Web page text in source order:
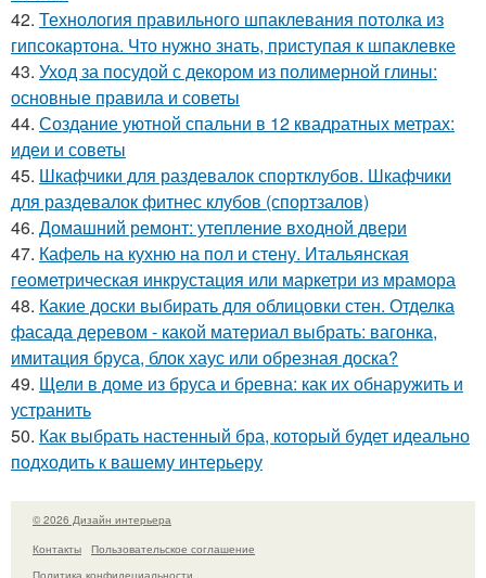
42. Технология правильного шпаклевания потолка из
гипсокартона. Что нужно знать, приступая к шпаклевке
43. Уход за посудой с декором из полимерной глины:
основные правила и советы
44. Создание уютной спальни в 12 квадратных метрах:
идеи и советы
45. Шкафчики для раздевалок спортклубов. Шкафчики
для раздевалок фитнес клубов (спортзалов)
46. Домашний ремонт: утепление входной двери
47. Кафель на кухню на пол и стену. Итальянская
геометрическая инкрустация или маркетри из мрамора
48. Какие доски выбирать для облицовки стен. Отделка
фасада деревом - какой материал выбрать: вагонка,
имитация бруса, блок хаус или обрезная доска?
49. Щели в доме из бруса и бревна: как их обнаружить и
устранить
50. Как выбрать настенный бра, который будет идеально
подходить к вашему интерьеру
© 2026 Дизайн интерьера
Контакты
Пользовательское соглашение
Политика конфидециальности